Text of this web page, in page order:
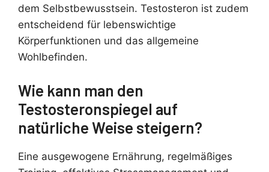
dem Selbstbewusstsein. Testosteron ist zudem
entscheidend für lebenswichtige
Körperfunktionen und das allgemeine
Wohlbefinden.
Wie kann man den
Testosteronspiegel auf
natürliche Weise steigern?
Eine ausgewogene Ernährung, regelmäßiges